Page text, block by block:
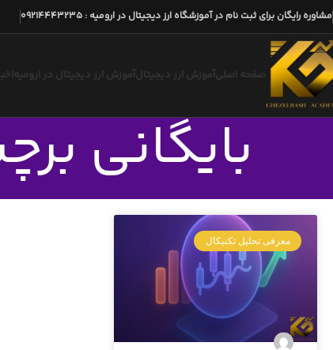
مشاوره رایگان برای ثبت نام در آموزشگاه ارز دیجیتال در ارومیه :
09214443235
صفحه اصلیآموزش ارز دیجیتالآموزش ارز دیجیتال در ارومیه
بایگانی
معرفی تحلیل تکنیکال